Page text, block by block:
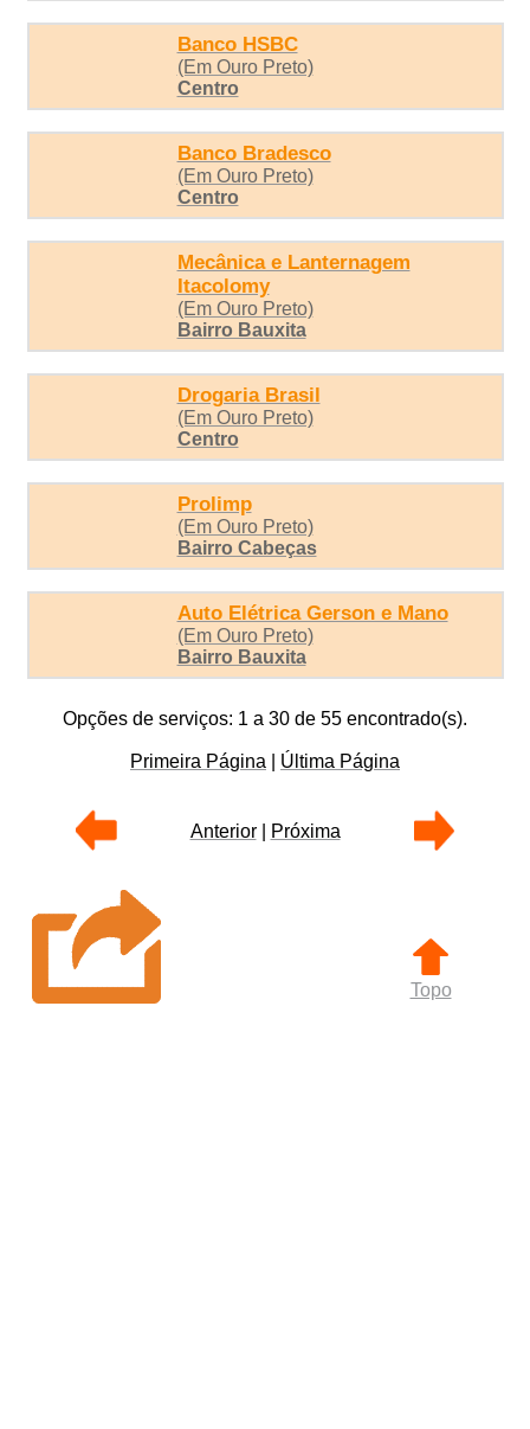
Banco HSBC
(Em Ouro Preto)
Centro
Banco Bradesco
(Em Ouro Preto)
Centro
Mecânica e Lanternagem
Itacolomy
(Em Ouro Preto)
Bairro Bauxita
Drogaria Brasil
(Em Ouro Preto)
Centro
Prolimp
(Em Ouro Preto)
Bairro Cabeças
Auto Elétrica Gerson e Mano
(Em Ouro Preto)
Bairro Bauxita
Opções de serviços: 1 a 30 de 55 encontrado(s).
Primeira Página Última Página
Anterior| Próxima
Topo